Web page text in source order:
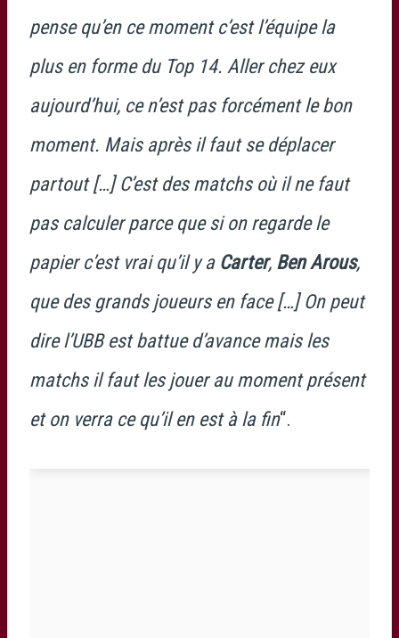
pense qu’en ce moment c’est l’équipe la
plus en forme du Top 14. Aller chez eux
aujourd’hui, ce n’est pas forcément le bon
moment. Mais après il faut se déplacer
partout […] C’est des matchs où il ne faut
pas calculer parce que si on regarde le
papier c’est vrai qu’il y a Carter, Ben Arous,
que des grands joueurs en face […] On peut
dire l’UBB est battue d’avance mais les
matchs il faut les jouer au moment présent
et on verra ce qu’il en est à la fin“.